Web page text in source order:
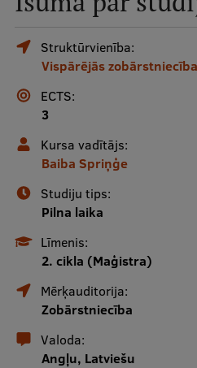
Mobile
galvenā
izvēlne
Studiju iespējas
Pamatstudiju programmas
Maģistra studiju
Doktorantūra
Rezidentūra
Uzņemšana
Praktiska informācija
Par RSU
Struktūrvienība:
Vispārējās
ECTS:
3
Kursa vadītājs:
Baiba Spriņģe
Studiju tips:
Pilna laika
Līmenis:
2. cikla (Maģistra)
Mērķauditorija:
Zobārstniecība
Valoda:
Angļu, Latviešu